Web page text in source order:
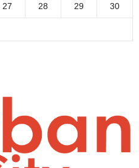
27 28 29 30